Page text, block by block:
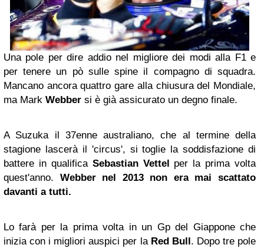
Una pole per dire addio nel migliore dei modi alla F1 e
per tenere un pò sulle spine il compagno di squadra.
Mancano ancora quattro gare alla chiusura del Mondiale,
ma Mark Webber si è già assicurato un degno finale.
A Suzuka il 37enne australiano, che al termine della
stagione lascerà il 'circus', si toglie la soddisfazione di
battere in qualifica Sebastian Vettel
per la prima volta
quest'anno. Webber nel 2013 non era mai scattato
davanti a tutti.
Lo farà per la prima volta in un Gp del Giappone che
inizia con i migliori auspici per la Red Bull . Dopo tre pole